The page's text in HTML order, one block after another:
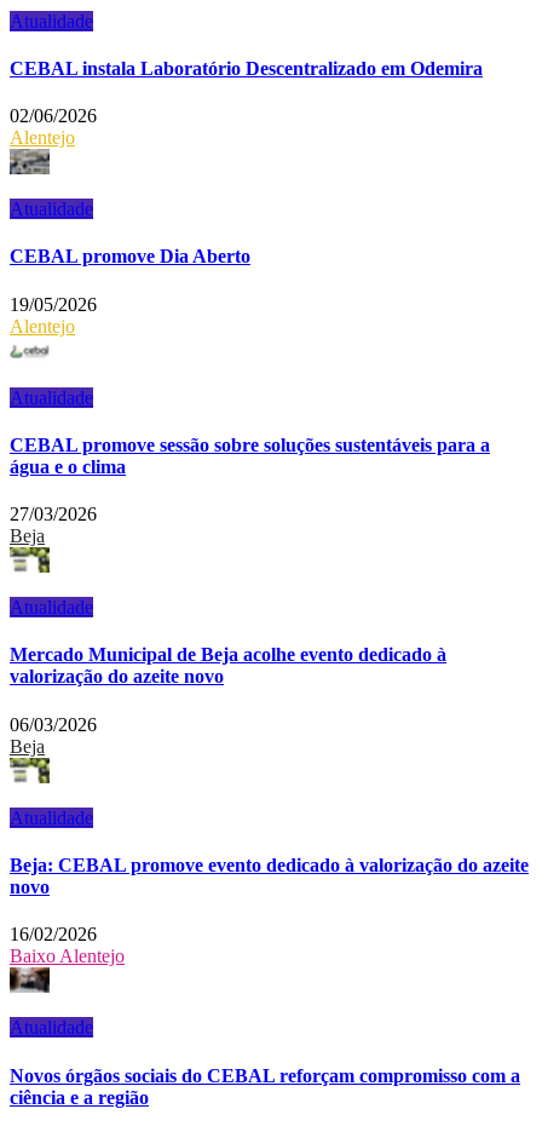
Atualidade
CEBAL instala Laboratório Descentralizado em Odemira
02/06/2026
Alentejo
Atualidade
CEBAL promove Dia Aberto
19/05/2026
Alentejo
Atualidade
CEBAL promove sessão sobre soluções sustentáveis para a
água e o clima
27/03/2026
Beja
Atualidade
Mercado Municipal de Beja acolhe evento dedicado à
valorização do azeite novo
06/03/2026
Beja
Atualidade
Beja: CEBAL promove evento dedicado à valorização do azeite
novo
16/02/2026
Baixo Alentejo
Atualidade
Novos órgãos sociais do CEBAL reforçam compromisso com a
ciência e a região